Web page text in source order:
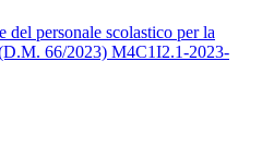
del personale scolastico per la
66/2023) M4C1I2.1-2023-